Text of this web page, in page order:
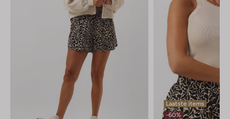
Laatste items
-60%